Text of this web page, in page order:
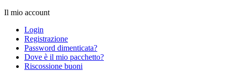
Il mio account
Login
Registrazione
Password dimenticata?
Dove è il mio pacchetto?
Riscossione buoni